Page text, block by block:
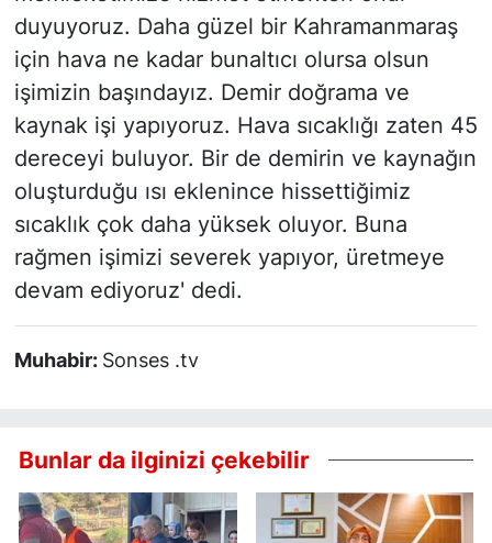
duyuyoruz. Daha güzel bir Kahramanmaraş
için hava ne kadar bunaltıcı olursa olsun
işimizin başındayız. Demir doğrama ve
kaynak işi yapıyoruz. Hava sıcaklığı zaten 45
dereceyi buluyor. Bir de demirin ve kaynağın
oluşturduğu ısı eklenince hissettiğimiz
sıcaklık çok daha yüksek oluyor. Buna
rağmen işimizi severek yapıyor, üretmeye
devam ediyoruz' dedi.
Muhabir: Sonses .tv
Bunlar da ilginizi çekebilir